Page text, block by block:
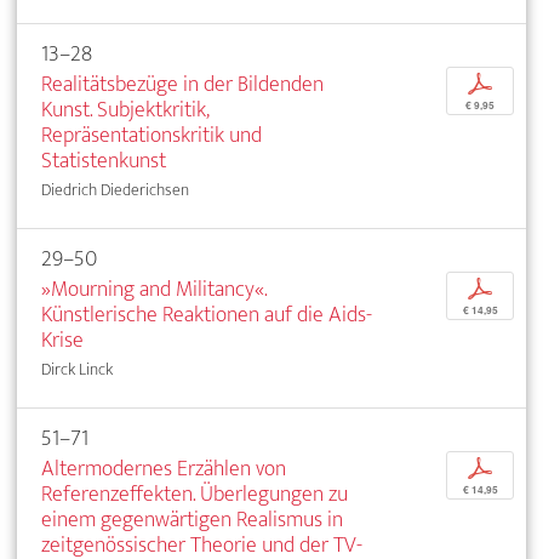
13–28
Realitätsbezüge in der Bildenden
Kunst. Subjektkritik,
Repräsentationskritik und
Statistenkunst
Diedrich Diederichsen
p
€ 9,95
29–50
»Mourning and Militancy«.
Künstlerische Reaktionen auf die Aids-
Krise
Dirck Linck
p
€ 14,95
51–71
Altermodernes Erzählen von
Referenzeffekten. Überlegungen zu
einem gegenwärtigen Realismus in
zeitgenössischer Theorie und der TV-
p
€ 14,95